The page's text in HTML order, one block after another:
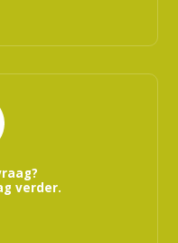
verder.